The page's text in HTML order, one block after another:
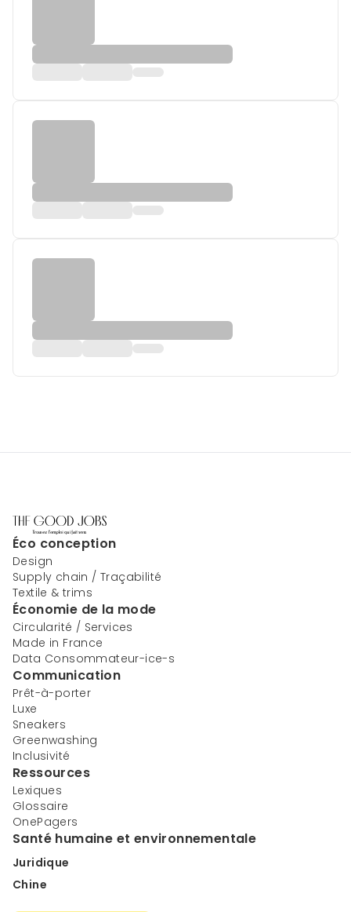
Éco conception
Design
Supply chain / Traçabilité
Textile & trims
Économie de la mode
Circularité / Services
Made in France
Data Consommateur-ice-s
Communication
Prêt-à-porter
Luxe
Sneakers
Greenwashing
Inclusivité
Ressources
Lexiques
Glossaire
OnePagers
Santé humaine et environnementale
Juridique
Chine